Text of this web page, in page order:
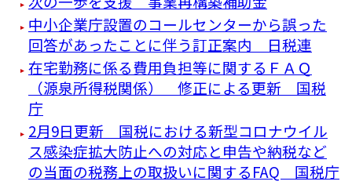
中小企業庁設置のコールセンターから誤った
回答があったことに伴う訂正案内 日税連
在宅勤務に係る費用負担等に関するＦＡＱ
（源泉所得税関係） 修正による更新 国税
庁
2月9日更新 国税における新型コロナウイル
ス感染症拡大防止への対応と申告や納税など
の当面の税務上の取扱いに関するFAQ 国税庁